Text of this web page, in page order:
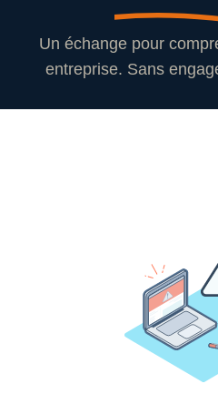
Un échange pour
entreprise. Sans